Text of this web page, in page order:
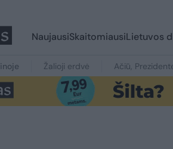
NaujausiSkaitomiausiLietuvos
Žalioji erdvė Ačiū,